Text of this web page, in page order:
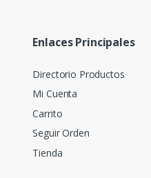
Enlaces Principales
Directorio Productos
Mi Cuenta
Carrito
Seguir Orden
Tienda